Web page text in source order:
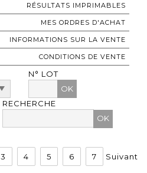
RÉSULTATS IMPRIMABLES
MES ORDRES D'ACHAT
INFORMATIONS SUR LA VENTE
CONDITIONS DE VENTE
N° LOT
OK
RECHERCHE
3 4 5 6 7 Suivant